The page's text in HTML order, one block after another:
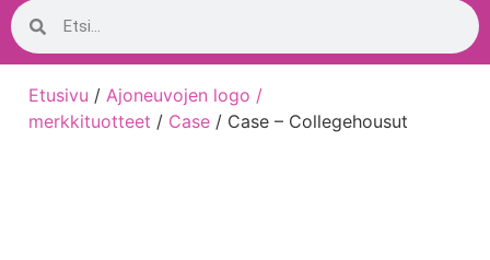
Etusivu / Ajoneuvojen logo /
merkkituotteet / Case / Case – Collegehousut